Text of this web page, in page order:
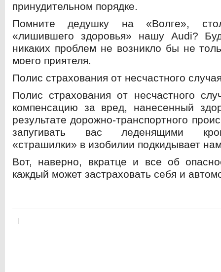
принудительном порядке.
Помните дедушку на «Волге»,
«лишившего здоровья» нашу Audi?
никаких проблем не возникло бы не
моего приятеля.
Полис страхования от несчастного
Полис страхования от несчастного
компенсацию за вред, нанесенный
результате дорожно-транспортного
запугивать вас леденящими
«страшилки» в изобилии подкидывает
Вот, наверно, вкратце и все об
каждый может застраховать себя и